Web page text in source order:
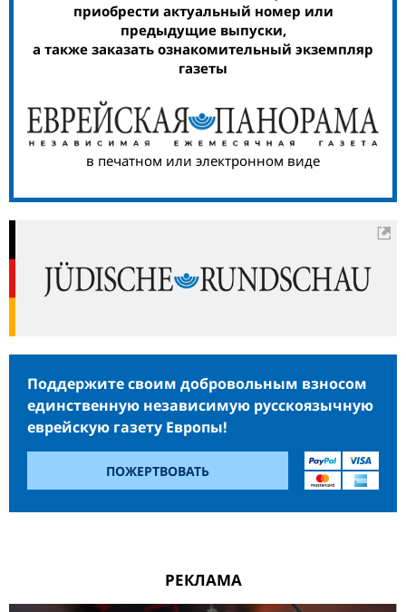
приобрести актуальный номер или
предыдущие выпуски,
а также заказать ознакомительный экземпляр
газеты
в печатном или электронном виде
Поддержите своим добровольным взносом
единственную независимую русскоязычную
еврейскую газету Европы!
ПОЖЕРТВОВАТЬ
РЕКЛАМА